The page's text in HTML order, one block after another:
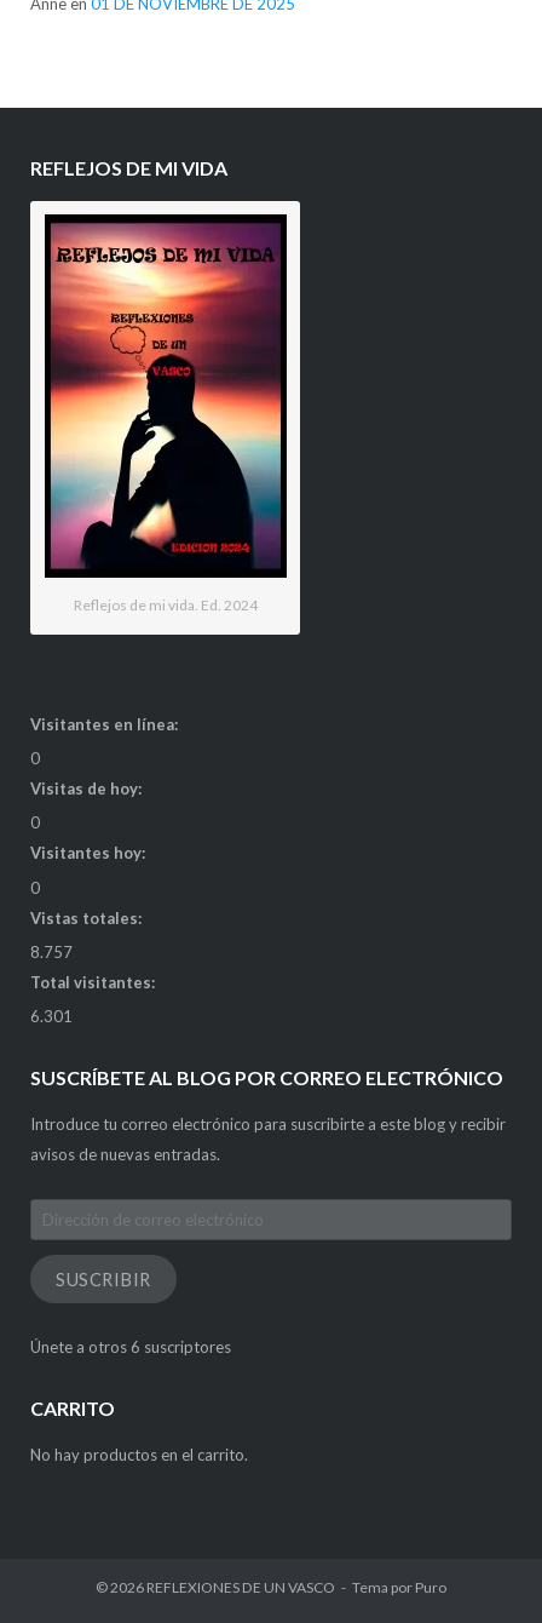
REFLEJOS DE MI VIDA
Reflejos de mi vida. Ed. 2024
Visitantes en línea:
0
Visitas de hoy:
0
Visitantes hoy:
0
Vistas totales:
8.757
Total visitantes:
6.301
SUSCRÍBETE AL BLOG POR CORREO ELECTRÓNICO
Introduce tu correo electrónico para suscribirte a este blog y recibir
avisos de nuevas entradas.
Dirección
de
correo
electrónico
SUSCRIBIR
Únete a otros 6 suscriptores
CARRITO
No hay productos en el carrito.
© 2026 REFLEXIONES DE UN VASCO Tema por Puro